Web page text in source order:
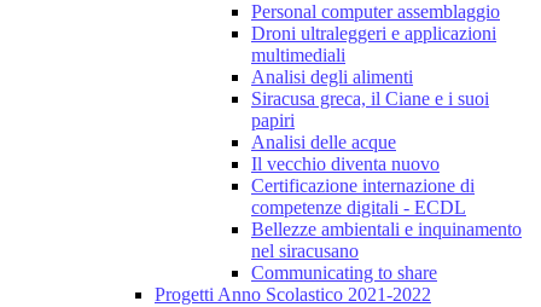
Personal computer assemblaggio
Droni ultraleggeri e applicazioni
multimediali
Analisi degli alimenti
Siracusa greca, il Ciane e i suoi
papiri
Analisi delle acque
Il vecchio diventa nuovo
Certificazione internazione di
competenze digitali - ECDL
Bellezze ambientali e inquinamento
nel siracusano
Communicating to share
Progetti Anno Scolastico 2021-2022